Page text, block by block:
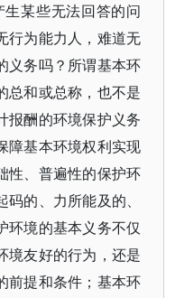
某些无法回答的问
行为能力人，难道无
义务吗？所谓基本环
总和或总称，也不是
报酬的环境保护义务
障基本环境权利实现
性、普遍性的保护环
的、力所能及的、
环境的基本义务不仅
境友好的行为，还是
前提和条件；基本环